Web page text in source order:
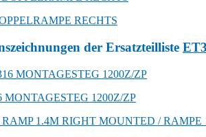
RECHTS
der Ersatzteilliste
MONTAGESTEG 1200Z/ZP